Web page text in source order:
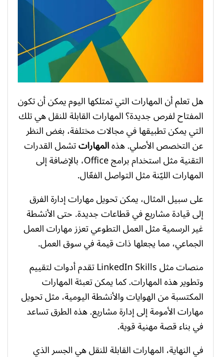
هل تعلم أن المهارات التي تمتلكها اليوم يمكن أن تكون
المفتاح لفرص جديدة؟ المهارات القابلة للنقل هي تلك
التي يمكن تطبيقها في مجالات مختلفة، بغض النظر
عن التخصص الأصلي. هذهالمهاراتتشمل القدرات
التقنية مثل استخدام برامج Office، بالإضافة إلى
المهارات الليّنة مثل التواصل الفعّال.
على سبيل المثال، يمكن تحويل مهارات إدارة الفرق
إلى قيادة مشاريع في قطاعات جديدة. حتى الأنشطة
غير الرسمية مثل العمل التطوعي تعزز مهارات العمل
الجماعي، مما يجعلها ذات قيمة في سوق العمل.
منصات مثل LinkedIn Skills تقدم أدوات لتقييم
وتطوير هذه المهارات. كما يمكن تعبئة المهارات
المكتسبة من الهوايات والأنشطة اليومية، مثل تحويل
مهارات الأمومة إلى إدارة مشاريع. هذه الطرق تساعد
في بناء قصة مهنية قوية.
في النهاية، المهارات القابلة للنقل هي الجسر الذي